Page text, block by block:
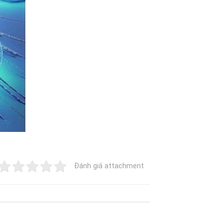
Đánh giá attachment